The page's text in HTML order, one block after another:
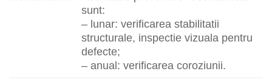
sunt:
– lunar: verificarea stabilitatii
structurale, inspectie vizuala pentru
defecte;
– anual: verificarea coroziunii.